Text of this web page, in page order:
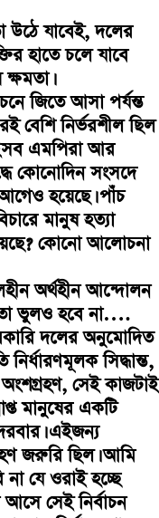
উঠে যাবেই, দলের
হাতে চলে যাবে
জিতে আসা পর্যন্ত
নির্ভরশীল ছিল।
এমপিরা আর
কোনোদিন সংসদে
হয়েছে। পাঁচ
মানুষ হত্যা
কোনো আলোচনা
অর্থহীন আন্দোলন
ভুলও হবে না….
দলের অনুমোদিত
সিদ্ধান্ত,
অংশগ্রহণ, সেই কাজটাই
মানুষের একটি
এইজন্য
জরুরি ছিল। আমি
যে ওরাই হচ্ছে
সেই নির্বাচন